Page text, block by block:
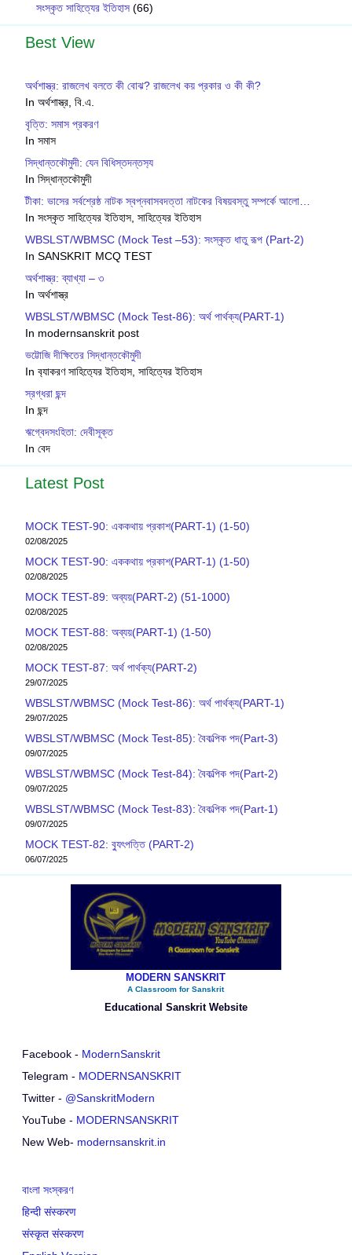
সংস্কৃত সাহিত্যের ইতিহাস (66)
Best View
অর্থশাস্ত্র: রাজলেখ বলতে কী বোঝ? রাজলেখ কয় প্রকার ও কী কী?
In অর্থশাস্ত্র, বি.এ.
বৃত্তি: সমাস প্রকরণ
In সমাস
সিদ্ধান্তকৌমুদী: যেন বিধিস্তদন্তস‍্য
In সিদ্ধান্তকৌমুদী
টীকা: ভাসের সর্বশ্রেষ্ঠ নাটক স্বপ্নবাসবদত্তা নাটকের বিষয়বস্তু সম্পর্কে আলো…
In সংস্কৃত সাহিত্যের ইতিহাস, সাহিত্যের ইতিহাস
WBSLST/WBMSC (Mock Test –53): সংস্কৃত ধাতু রূপ (Part-2)
In SANSKRIT MCQ TEST
অর্থশাস্ত্র: ব্যাখ্যা – ৩
In অর্থশাস্ত্র
WBSLST/WBMSC (Mock Test-86): অর্থ পার্থক্য(PART-1)
In modernsanskrit post
ভট্টোজি দীক্ষিতের সিদ্ধান্তকৌমুদী
In ব‍্যাকরণ সাহিত‍্যের ইতিহাস, সাহিত্যের ইতিহাস
স্রগ্ধরা ছন্দ
In ছন্দ
ঋগ্বেদসংহিতা: দেবীসূক্ত
In বেদ
Latest Post
MOCK TEST-90: এককথায় প্রকাশ(PART-1) (1-50)
02/08/2025
MOCK TEST-90: এককথায় প্রকাশ(PART-1) (1-50)
02/08/2025
MOCK TEST-89: অব্যয়(PART-2) (51-1000)
02/08/2025
MOCK TEST-88: অব্যয়(PART-1) (1-50)
02/08/2025
MOCK TEST-87: অর্থ পার্থক্য(PART-2)
29/07/2025
WBSLST/WBMSC (Mock Test-86): অর্থ পার্থক্য(PART-1)
29/07/2025
WBSLST/WBMSC (Mock Test-85): বৈকল্পিক পদ(Part-3)
09/07/2025
WBSLST/WBMSC (Mock Test-84): বৈকল্পিক পদ(Part-2)
09/07/2025
WBSLST/WBMSC (Mock Test-83): বৈকল্পিক পদ(Part-1)
09/07/2025
MOCK TEST-82: ব‍্যুৎপত্তি (PART-2)
06/07/2025
MODERN SANSKRIT
A Classroom for Sanskrit
Educational Sanskrit Website
Facebook - ModernSanskrit
Telegram - MODERNSANSKRIT
Twitter - @SanskritModern
YouTube - MODERNSANSKRIT
New Web- modernsanskrit.in
বাংলা সংস্করণ
हिन्दी संस्करण
संस्कृत संस्करण